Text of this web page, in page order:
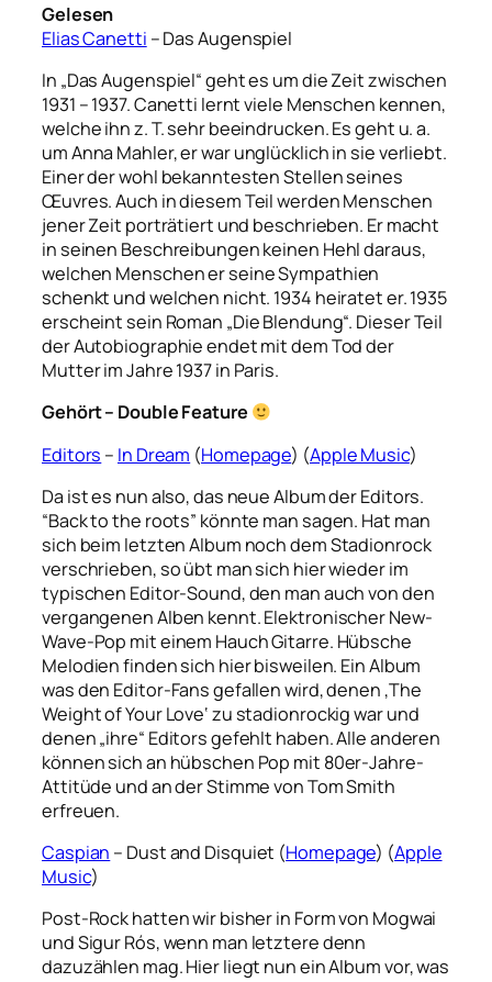
Gelesen
Elias Canetti – Das Augenspiel
In „Das Augenspiel“ geht es um die Zeit zwischen
1931 – 1937. Canetti lernt viele Menschen kennen,
welche ihn z. T. sehr beeindrucken. Es geht u. a.
um Anna Mahler, er war unglücklich in sie verliebt.
Einer der wohl bekanntesten Stellen seines
Œuvres. Auch in diesem Teil werden Menschen
jener Zeit porträtiert und beschrieben. Er macht
in seinen Beschreibungen keinen Hehl daraus,
welchen Menschen er seine Sympathien
schenkt und welchen nicht. 1934 heiratet er. 1935
erscheint sein Roman „Die Blendung“. Dieser Teil
der Autobiographie endet mit dem Tod der
Mutter im Jahre 1937 in Paris.
Gehört – Double Feature
Editors – In Dream (Homepage) (Apple Music)
Da ist es nun also, das neue Album der Editors.
“Back to the roots” könnte man sagen. Hat man
sich beim letzten Album noch dem Stadionrock
verschrieben, so übt man sich hier wieder im
typischen Editor-Sound, den man auch von den
vergangenen Alben kennt. Elektronischer New-
Wave-Pop mit einem Hauch Gitarre. Hübsche
Melodien finden sich hier bisweilen. Ein Album
was den Editor-Fans gefallen wird, denen ‚The
Weight of Your Love‘ zu stadionrockig war und
denen „ihre“ Editors gefehlt haben. Alle anderen
können sich an hübschen Pop mit 80er-Jahre-
Attitüde und an der Stimme von Tom Smith
erfreuen.
Caspian – Dust and Disquiet (Homepage) (Apple
Music)
Post-Rock hatten wir bisher in Form von Mogwai
und Sigur Rós, wenn man letztere denn
dazuzählen mag. Hier liegt nun ein Album vor, was